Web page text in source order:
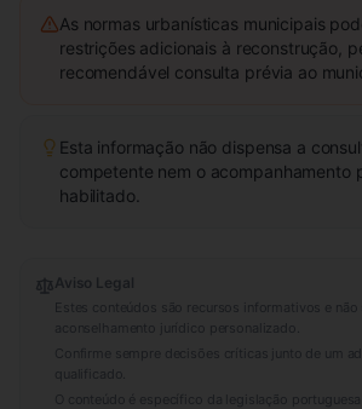
As normas urbanísticas municipais
restrições adicionais à reconstrução,
recomendável consulta prévia ao
Esta informação não dispensa a
competente nem o acompanhamento
habilitado.
Aviso Legal
Estes conteúdos são recursos informativos e não
aconselhamento jurídico personalizado.
Confirme sempre decisões críticas junto de um
qualificado.
O conteúdo é específico da legislação